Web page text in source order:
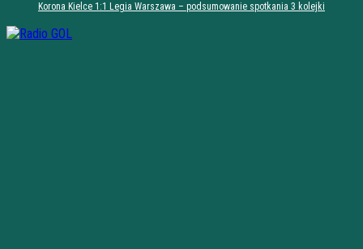
Korona Kielce 1:1 Legia Warszawa – podsumowanie spotkania 3 kolejki